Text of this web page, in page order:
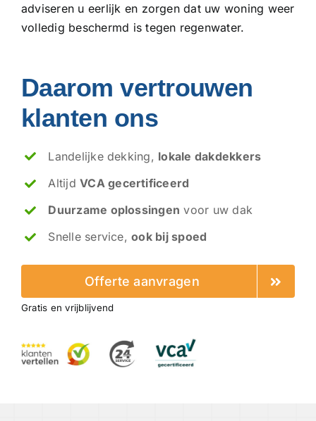
adviseren u eerlijk en zorgen dat uw woning weer
volledig beschermd is tegen regenwater.
Daarom vertrouwen
klanten ons
Landelijke dekking, lokale dakdekkers
AltijdVCA gecertificeerd
Duurzame oplossingen voor uw dak
Snelle service,ook bij spoed
Offerte aanvragen
Gratis en vrijblijvend